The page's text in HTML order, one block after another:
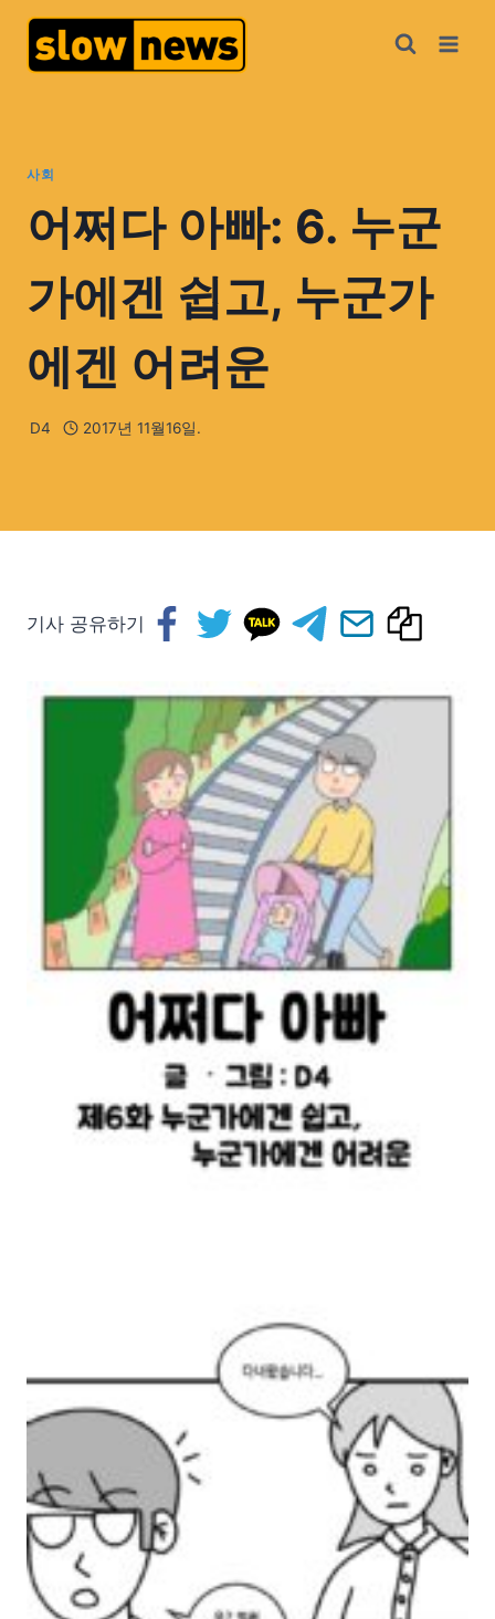
사회
어쩌다 아빠: 6. 누군
가에겐 쉽고, 누군가
에겐 어려운
D4 2017년 11월16일.
기사 공유하기